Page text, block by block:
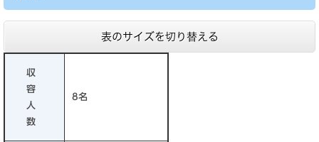
表のサイズを切り替える
収
容
人
数
8名